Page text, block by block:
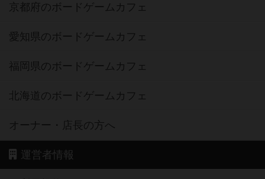
京都府のボードゲームカフェ
愛知県のボードゲームカフェ
福岡県のボードゲームカフェ
北海道のボードゲームカフェ
オーナー・店長の方へ
運営者情報